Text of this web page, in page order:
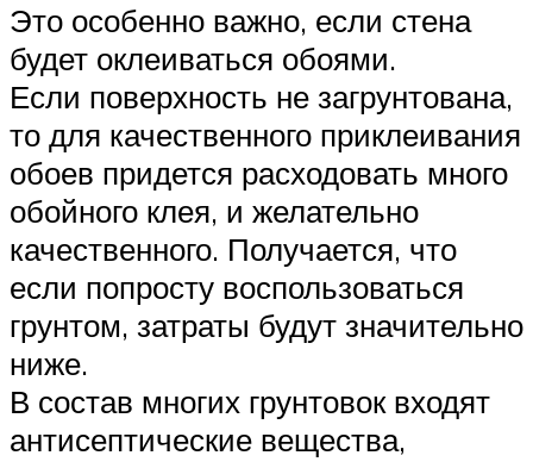
Это особенно важно, если стена
будет оклеиваться обоями.
Если поверхность не загрунтована,
то для качественного приклеивания
обоев придется расходовать много
обойного клея, и желательно
качественного. Получается, что
если попросту воспользоваться
грунтом, затраты будут значительно
ниже.
В состав многих грунтовок входят
антисептические вещества,